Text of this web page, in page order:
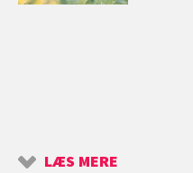
LÆS MERE